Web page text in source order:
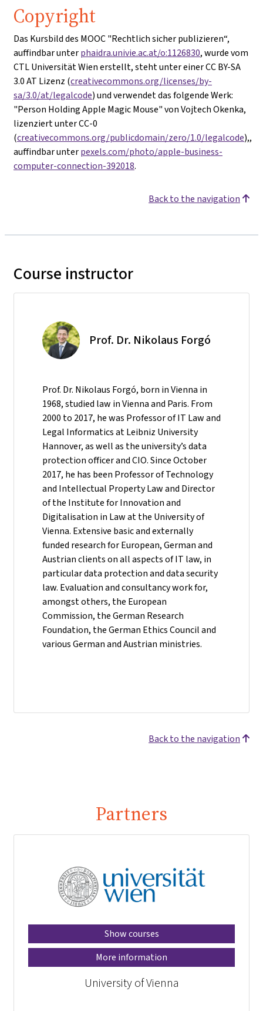
Copyright
Das Kursbild des MOOC "Rechtlich sicher publizieren“,
auffindbar unterphaidra.univie.ac.at/o:1126830, wurde vom
CTL Universität Wien erstellt, steht unter einer CC BY-SA
3.0 AT Lizenz (creativecommons.org/licenses/by-
sa/3.0/at/legalcode) und verwendet das folgende Werk:
"Person Holding Apple Magic Mouse" von Vojtech Okenka,
lizenziert unter CC-0
(creativecommons.org/publicdomain/zero/1.0/legalcode),,
auffindbar unterpexels.com/photo/apple-business-
computer-connection-392018.
Back to the navigation
Course instructor
Prof. Dr. Nikolaus Forgó
Prof. Dr. Nikolaus Forgó, born in Vienna in
1968, studied law in Vienna and Paris. From
2000 to 2017, he was Professor of IT Law and
Legal Informatics at Leibniz University
Hannover, as well as the university’s data
protection officer and CIO. Since October
2017, he has been Professor of Technology
and Intellectual Property Law and Director
of the Institute for Innovation and
Digitalisation in Law at the University of
Vienna. Extensive basic and externally
funded research for European, German and
Austrian clients on all aspects of IT law, in
particular data protection and data security
law. Evaluation and consultancy work for,
amongst others, the European
Commission, the German Research
Foundation, the German Ethics Council and
various German and Austrian ministries.
Back to the navigation
Partners
Show courses
More information
University of Vienna